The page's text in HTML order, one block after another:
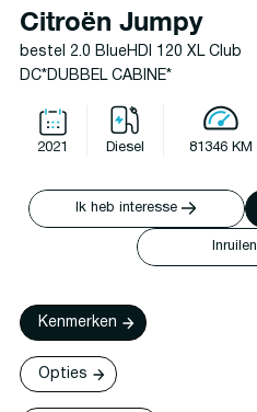
Citroën Jumpy
bestel 2.0 BlueHDI 120 XL Club
DC*DUBBEL CABINE*
2021 Diesel 81346 KM
Ik heb interesse
Inruilen
Kenmerken
Opties